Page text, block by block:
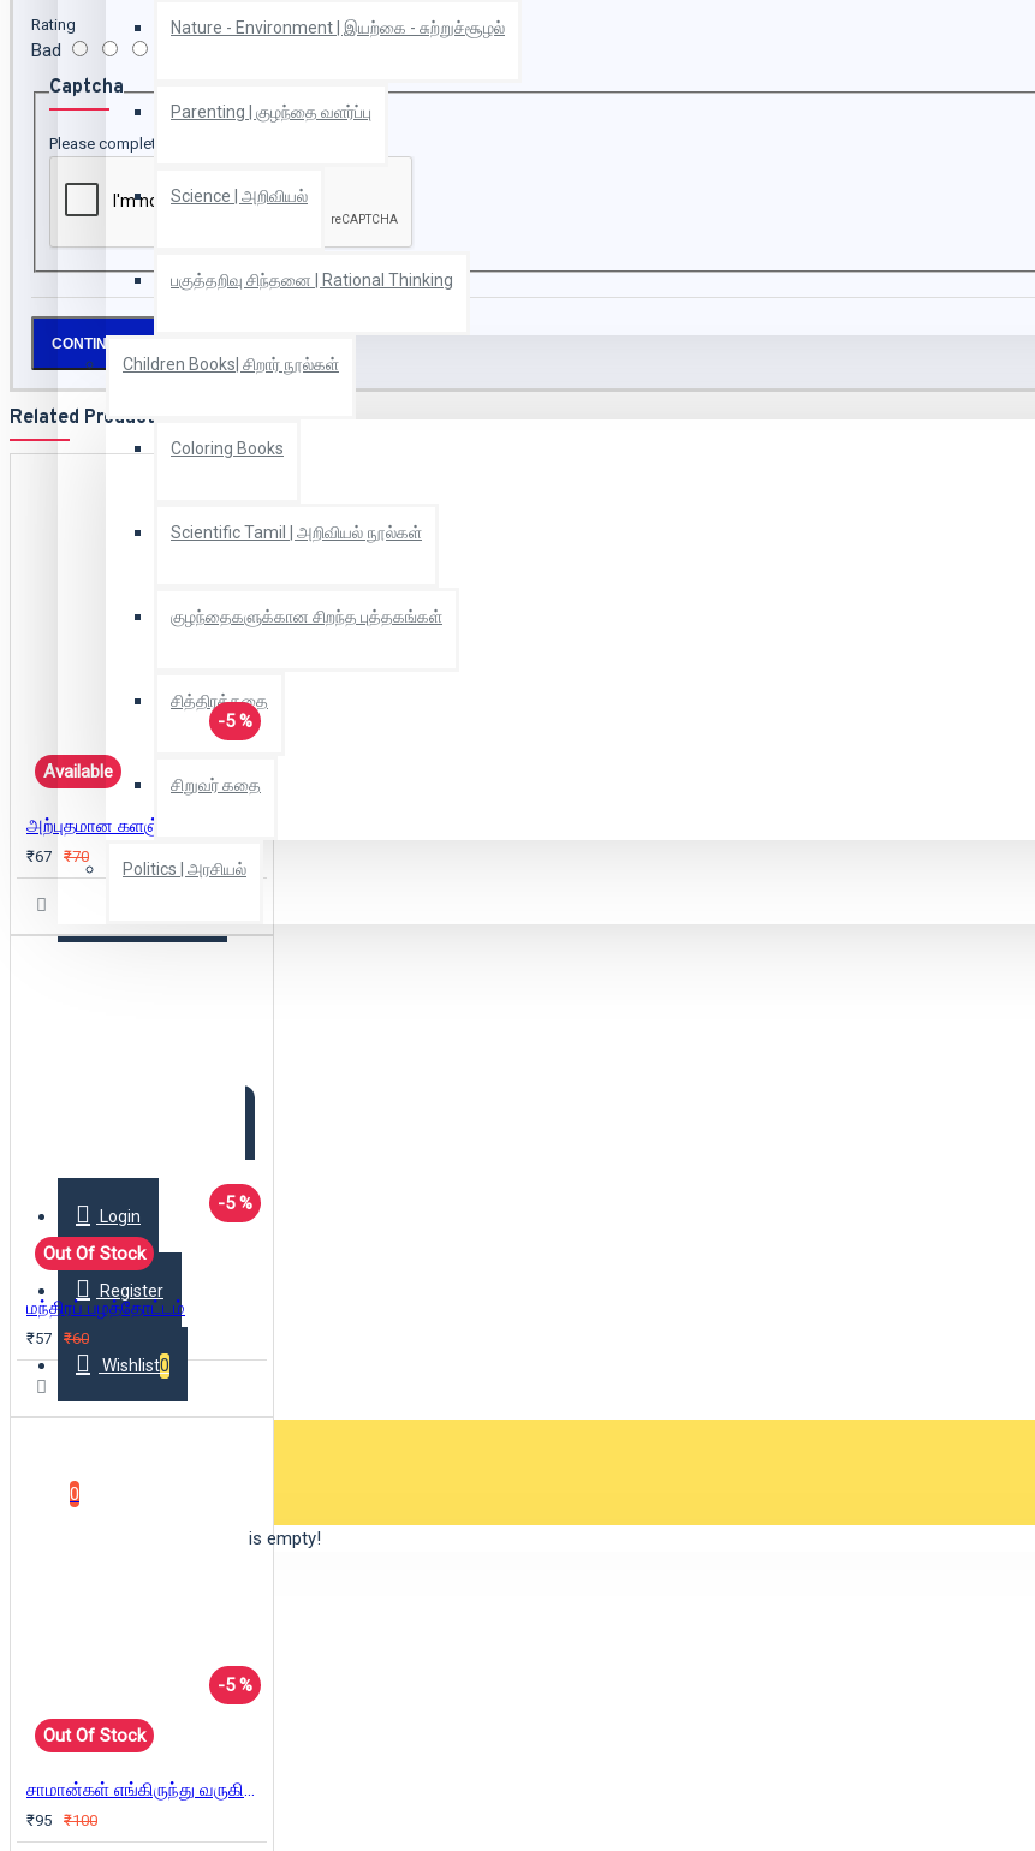
Nature - Environment | இயற்கை - சுற்றுச்சூழல்
Parenting | குழந்தை வளர்ப்பு
Science | அறிவியல்
பகுத்தறிவு சிந்தனை | Rational Thinking
Children Books| சிறார் நூல்கள்
Coloring Books
Scientific Tamil | அறிவியல் நூல்கள்
குழந்தைகளுக்கான சிறந்த புத்தகங்கள்
சித்திரக்கதை
சிறுவர் கதை
Politics | அரசியல்
Login
Register
Wishlist0
0
Your shopping cart is empty!
Rating
Bad
Captcha
Please complete the captcha validation below
CONTINUE
Related Products
-5 %
Available
அற்புதமான களஞ்சியம்
₹67 ₹70
-5 %
Out Of Stock
மந்திரப் பழத்தோட்டம்
₹57 ₹60
-5 %
Out Of Stock
சாமான்கள் எங்கிருந்து வருகின்றன?
₹95 ₹100